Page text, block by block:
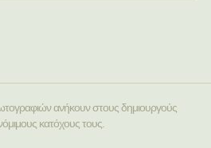
ανήκουν στους δημιουργούς
κατόχους τους.